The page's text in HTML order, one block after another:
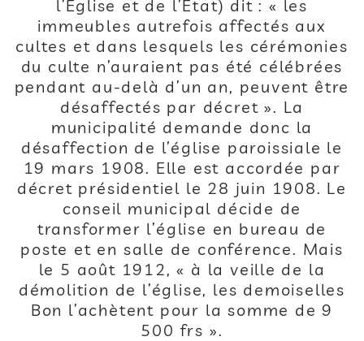
l’Eglise et de l’Etat) dit : « les
immeubles autrefois affectés aux
cultes et dans lesquels les cérémonies
du culte n’auraient pas été célébrées
pendant au-delà d’un an, peuvent être
désaffectés par décret ». La
municipalité demande donc la
désaffection de l’église paroissiale le
19 mars 1908. Elle est accordée par
décret présidentiel le 28 juin 1908. Le
conseil municipal décide de
transformer l’église en bureau de
poste et en salle de conférence. Mais
le 5 août 1912, « à la veille de la
démolition de l’église, les demoiselles
Bon l’achètent pour la somme de 9
500 frs ».